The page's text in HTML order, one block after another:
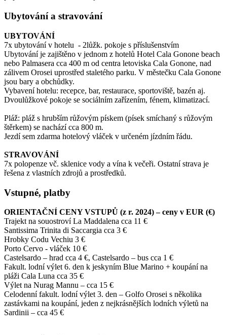
Ubytování a stravování
UBYTOVÁNÍ
7x ubytování v hotelu - 2lůžk. pokoje s příslušenstvím
Ubytování je zajištěno v jednom z hotelů Hotel Cala Gonone beach
nebo Palmasera cca 400 m od centra letoviska Cala Gonone, nad
zálivem Orosei uprostřed staletého parku. V městečku Cala Gonone
jsou bary a obchůdky.
Vybavení hotelu: recepce, bar, restaurace, sportoviště, bazén aj.
Dvoulůžkové pokoje se sociálním zařízením, fénem, klimatizací.
Pláž: pláž s hrubším růžovým pískem (písek smíchaný s růžovým
štěrkem) se nachází cca 800 m.
Jezdí sem zdarma hotelový vláček v určeném jízdním řádu.
STRAVOVÁNÍ
7x polopenze vč. sklenice vody a vína k večeři. Ostatní strava je
řešena z vlastních zdrojů a prostředků.
Vstupné, platby
ORIENTAČNÍ CENY VSTUPŮ (z r. 2024) – ceny v EUR (€)
Trajekt na souostroví La Maddalena cca 11 €
Santissima Trinita di Saccargia cca 3 €
Hrobky Codu Vechiu 3 €
Porto Cervo - vláček 10 €
Castelsardo – hrad cca 4 €, Castelsardo – bus cca 1 €
Fakult. lodní výlet 6. den k jeskyním Blue Marino + koupání na
pláži Cala Luna cca 35 €
Výlet na Nurag Mannu – cca 15 €
Celodenní fakult. lodní výlet 3. den – Golfo Orosei s několika
zastávkami na koupání, jeden z nejkrásnějších lodních výletů na
Sardinii – cca 45 €